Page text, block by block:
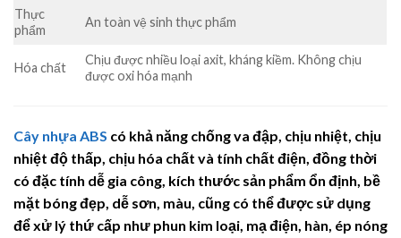
Thực
phẩm
An toàn vệ sinh thực phẩm
Hóa chất
Chịu được nhiều loại axit, kháng kiềm. Không chịu
được oxi hóa mạnh
Cây nhựa ABS có khả năng chống va đập, chịu nhiệt, chịu
nhiệt độ thấp, chịu hóa chất và tính chất điện, đồng thời
có đặc tính dễ gia công, kích thước sản phẩm ổn định, bề
mặt bóng đẹp, dễ sơn, màu, cũng có thể được sử dụng
để xử lý thứ cấp như phun kim loại, mạ điện, hàn, ép nóng